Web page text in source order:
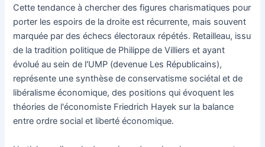
Cette tendance à chercher des figures charismatiques pour
porter les espoirs de la droite est récurrente, mais souvent
marquée par des échecs électoraux répétés. Retailleau, issu
de la tradition politique de Philippe de Villiers et ayant
évolué au sein de l'UMP (devenue Les Républicains),
représente une synthèse de conservatisme sociétal et de
libéralisme économique, des positions qui évoquent les
théories de l'économiste Friedrich Hayek sur la balance
entre ordre social et liberté économique.